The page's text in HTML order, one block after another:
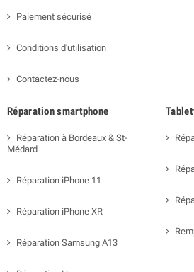
Paiement sécurisé
Conditions d'utilisation
Contactez-nous
Réparation smartphone
Réparation à Bordeaux & St-
Médard
Réparation iPhone 11
Réparation iPhone XR
Réparation Samsung A13